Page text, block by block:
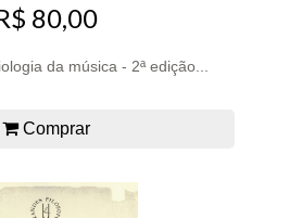
80,00
da música - 2ª edição...
Comprar